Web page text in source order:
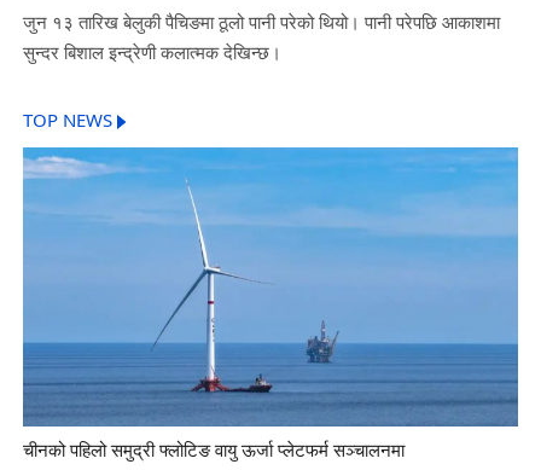
जुन १३ तारिख बेलुकी पैचिङमा ठूलो पानी परेको थियो। पानी परेपछि आकाशमा
सुन्दर बिशाल इन्द्रेणी कलात्मक देखिन्छ।
TOP NEWS
चीनको पहिलो समुद्री फ्लोटिङ वायु ऊर्जा प्लेटफर्म सञ्चालनमा